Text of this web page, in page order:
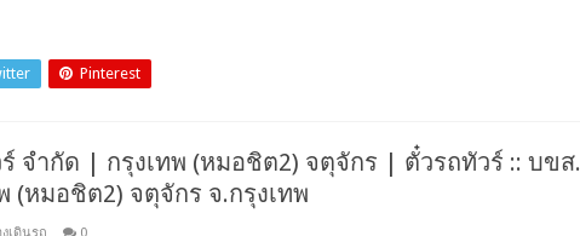
Pinterest
จำกัด | กรุงเทพ (หมอชิต2) จตุจักร | ตั๋วรถทัวร์ :: บขส.
(หมอชิต2) จตุจักร จ.กรุงเทพ